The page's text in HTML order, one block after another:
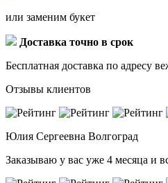
или заменим букет
Доставка точно в срок
Бесплатная доставка по адресу
Отзывы клиентов
Юлия Сергеевна Волгоград
Заказываю у вас уже 4 месяца и